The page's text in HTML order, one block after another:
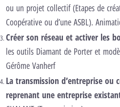
ou un projet collectif (Etapes de
Coopérative ou d’une ASBL).
Créer son réseau et activer les
les outils Diamant de Porter et
Gérôme Vanherf
La transmission d’entreprise ou
reprenant une entreprise